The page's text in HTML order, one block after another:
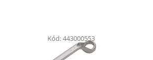
Kód:443000553